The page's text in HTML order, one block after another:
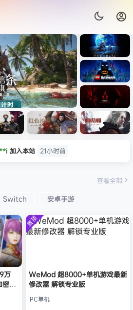
Creed
安装中文
《识质存
在/PRAG
MATA》
免安装中
文版
《乐高蝙
蝠侠：黑
暗骑士之
Dark
Creed
拟机
》
n Desert
HYPERVI
SOR）免
安装中文
版
9：安魂
Requiem
）免安装
中文版
加入本站
21小时前
加入本站
8月6日
入本站
8月6日
加入本站
8月5日
取
签到获取
加入本站 8月4日
加入本站 2小时前
4小时前
Switch 安卓手游
查看全部
万
以
置顶
WeMod 超8000+单机游戏最新
修改器 解锁专业版
PC单机